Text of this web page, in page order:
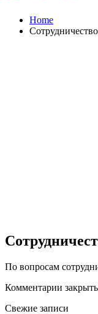
Home
Сотрудничество
По вопросам
Комментарии
Свежие записи